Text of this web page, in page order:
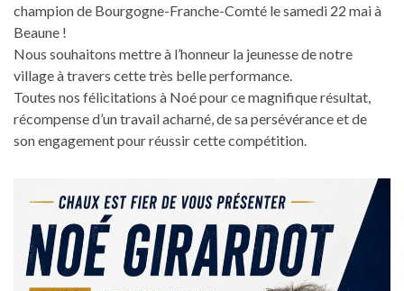
champion de Bourgogne-Franche-Comté le samedi 22 mai à
Beaune !
Nous souhaitons mettre à l’honneur la jeunesse de notre
village à travers cette très belle performance.
Toutes nos félicitations à Noé pour ce magnifique résultat,
récompense d’un travail acharné, de sa persévérance et de
son engagement pour réussir cette compétition.